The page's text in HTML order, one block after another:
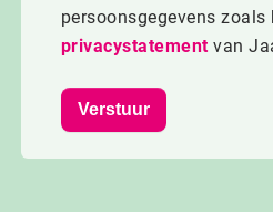
persoonsgegevens zoals
privacystatementvan
Verstuur